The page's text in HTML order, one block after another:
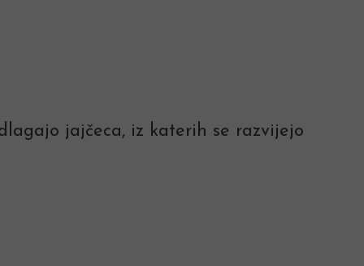
jajčeca, iz katerih se razvijejo